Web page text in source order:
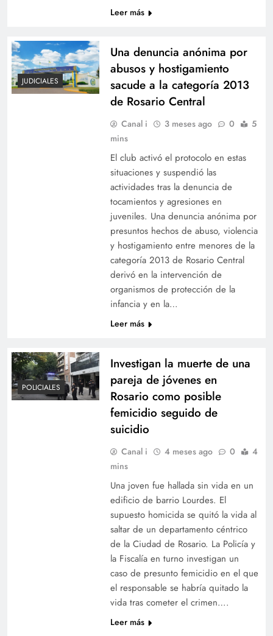
Leer más
JUDICIALES
Una denuncia anónima por
abusos y hostigamiento
sacude a la categoría 2013
de Rosario Central
Canal i 3 meses ago 0
5
mins
El club activó el protocolo en estas
situaciones y suspendió las
actividades tras la denuncia de
tocamientos y agresiones en
juveniles. Una denuncia anónima por
presuntos hechos de abuso, violencia
y hostigamiento entre menores de la
categoría 2013 de Rosario Central
derivó en la intervención de
organismos de protección de la
infancia y en la…
Leer más
POLICIALES
Investigan la muerte de una
pareja de jóvenes en
Rosario como posible
femicidio seguido de
suicidio
Canal i 4 meses ago 0
4
mins
Una joven fue hallada sin vida en un
edificio de barrio Lourdes. El
supuesto homicida se quitó la vida al
saltar de un departamento céntrico
de la Ciudad de Rosario. La Policía y
la Fiscalía en turno investigan un
caso de presunto femicidio en el que
el responsable se habría quitado la
vida tras cometer el crimen….
Leer más